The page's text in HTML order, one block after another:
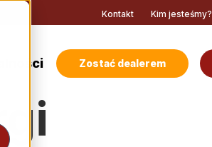
Kontakt Kim jesteśmy?
Zostać dealerem